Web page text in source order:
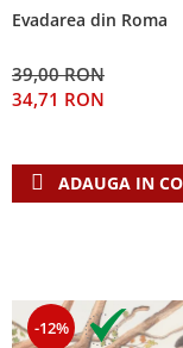
Evadarea din Roma
39,00 RON
34,71 RON
ADAUGA IN
-12%